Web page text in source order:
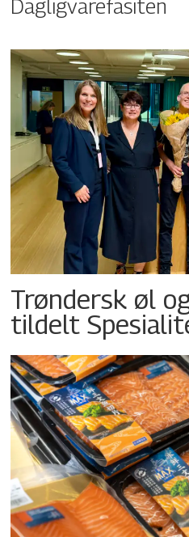
Dagligvarefasiten
Trøndersk øl
tildelt